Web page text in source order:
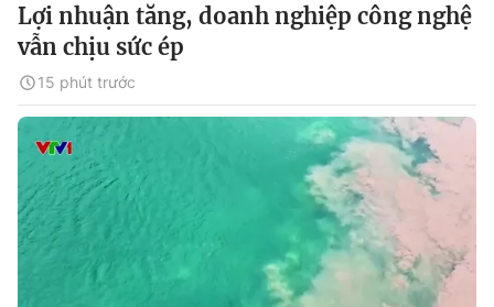
Lợi nhuận tăng, doanh nghiệp công nghệ
vẫn chịu sức ép
15 phút trước